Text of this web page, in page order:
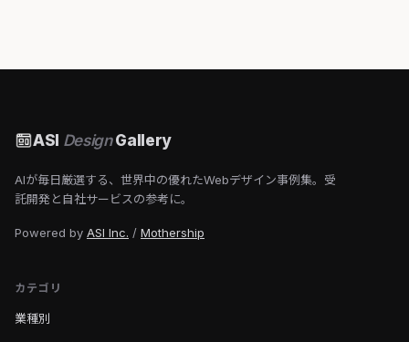
ASI DesignGallery
AIが毎日厳選する、世界中の優れたWebデザイン事例集。受
託開発と自社サービスの参考に。
Powered by ASI Inc. / Mothership
カテゴリ
業種別